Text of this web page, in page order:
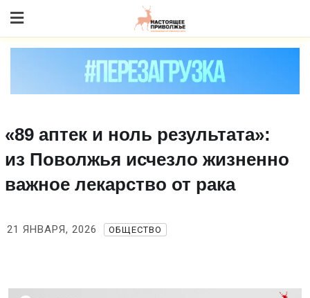
to content
«89 аптек и ноль результата»:
из Поволжья исчезло жизненно
важное лекарство от рака
21 ЯНВАРЯ, 2026 ОБЩЕСТВО